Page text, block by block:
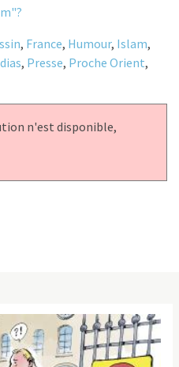
, France, Humour, Islam,
, Presse, Proche Orient,
n'est disponible,